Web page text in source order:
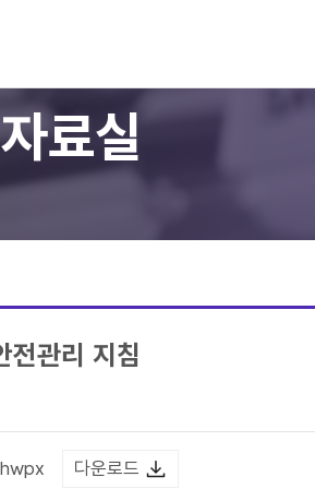
자료실
전관리 지침
다운로드